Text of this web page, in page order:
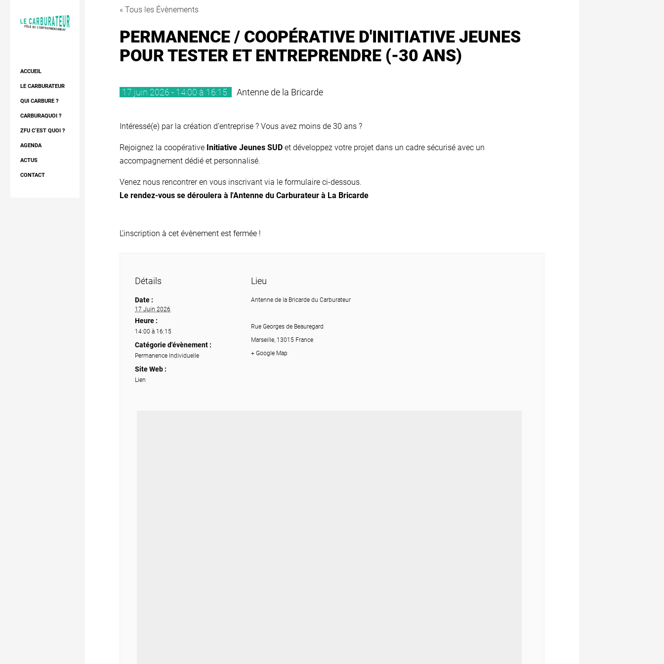
ACCUEIL
LE CARBURATEUR
DIAGNOSTIC
CONSEIL ET APPUI
RÉSIDENCE
RÉSEAU
L’ESPACE
FORMATIONS
QUI CARBURE ?
LES RÉSIDENTS
LES EXPERTS
CARBURAQUOI ?
LE PROJET
LE QUARTIER
NOTRE RÉSEAU
ZFU C’EST QUOI ?
AGENDA
ACTUS
CONTACT
« Tous les Évènements
PERMANENCE / COOPÉRATIVE D'INITIATIVE JEUNES
POUR TESTER ET ENTREPRENDRE (-30 ANS)
17 juin 2026 - 14:00 à 16:15 Antenne de la Bricarde
Intéressé(e) par la création d’entreprise ? Vous avez moins de 30 ans ?
Rejoignez la coopérative Initiative Jeunes SUD et développez votre projet dans un cadre sécurisé avec un
accompagnement dédié et personnalisé.
Venez nous rencontrer en vous inscrivant via le formulaire ci-dessous.
Le rendez-vous se déroulera à l'Antenne du Carburateur à La Bricarde
L'inscription à cet évènement est fermée !
Détails
Date :
17 Juin 2026
Heure :
14:00 à 16:15
Catégorie d'évènement :
Permanence Individuelle
Site Web :
Lien
Lieu
Antenne de la Bricarde du Carburateur
Rue Georges de Beauregard
Marseille, 13015 France
+ Google Map